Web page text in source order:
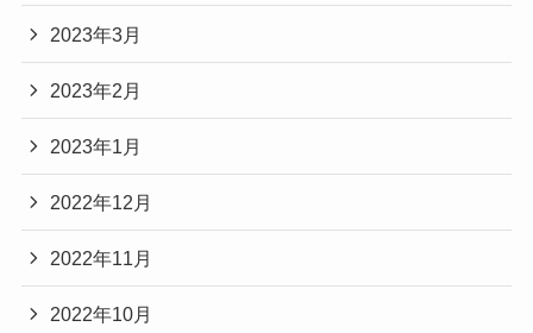
2023年3月
2023年2月
2023年1月
2022年12月
2022年11月
2022年10月